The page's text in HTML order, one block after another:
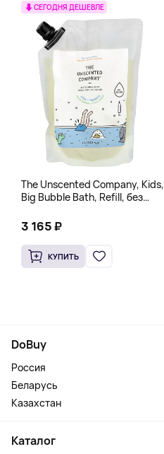
СЕГОДНЯ ДЕШЕВЛЕ
The Unscented Company, Kids,
Big Bubble Bath, Refill, без
Унции)
3 165 ₽
КУПИТЬ
DoBuy
Россия
Беларусь
Казахстан
Каталог